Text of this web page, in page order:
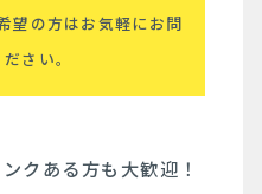
望の方はお気軽にお問
さい。
クある方も大歓迎！